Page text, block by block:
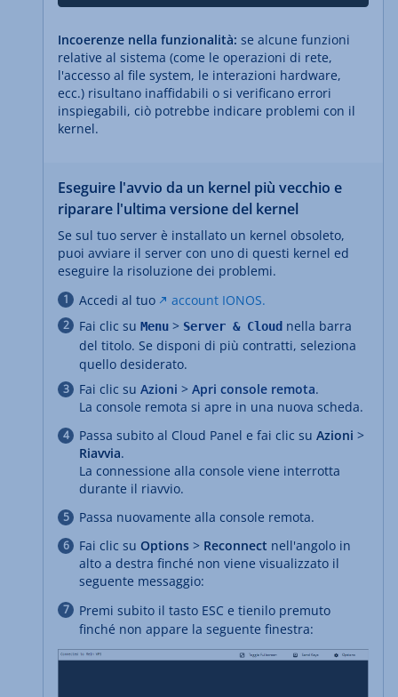
Incoerenze nella funzionalità: se alcune funzioni
relative al sistema (come le operazioni di rete,
l'accesso al file system, le interazioni hardware,
ecc.) risultano inaffidabili o si verificano errori
inspiegabili, ciò potrebbe indicare problemi con il
kernel.
Eseguire l'avvio da un kernel più vecchio e
riparare l'ultima versione del kernel
Se sul tuo server è installato un kernel obsoleto,
puoi avviare il server con uno di questi kernel ed
eseguire la risoluzione dei problemi.
Accedi al tuo
account IONOS.
Fai clic su Menu > Server & Cloud nella barra
del titolo. Se disponi di più contratti, seleziona
quello desiderato.
Fai clic su Azioni > Apri console remota.
La console remota si apre in una nuova scheda.
Passa subito al Cloud Panel e fai clic su Azioni >
Riavvia.
La connessione alla console viene interrotta
durante il riavvio.
Passa nuovamente alla console remota.
Fai clic su Options > Reconnect nell'angolo in
alto a destra finché non viene visualizzato il
seguente messaggio:
Premi subito il tasto ESC e tienilo premuto
finché non appare la seguente finestra: